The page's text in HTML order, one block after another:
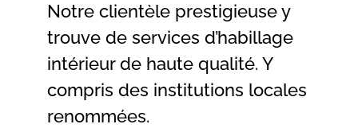
Notre clientèle prestigieuse y
trouve de services d’habillage
intérieur de haute qualité. Y
compris des institutions locales
renommées.